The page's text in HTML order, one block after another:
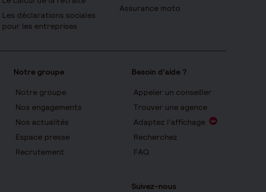
Les déclarations sociales
pour les entreprises
Assurance moto
Notre groupe
Notre groupe
Nos engagements
Nos actualités
Espace presse
Recrutement
Besoin d'aide ?
Appeler un conseiller
Trouver une agence
Adaptez l'affichage
Recherchez
FAQ
Suivez-nous